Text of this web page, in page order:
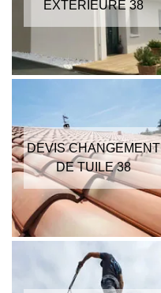
EXTÉRIEURE 38
DEVIS CHANGEMENT
DE TUILE 38